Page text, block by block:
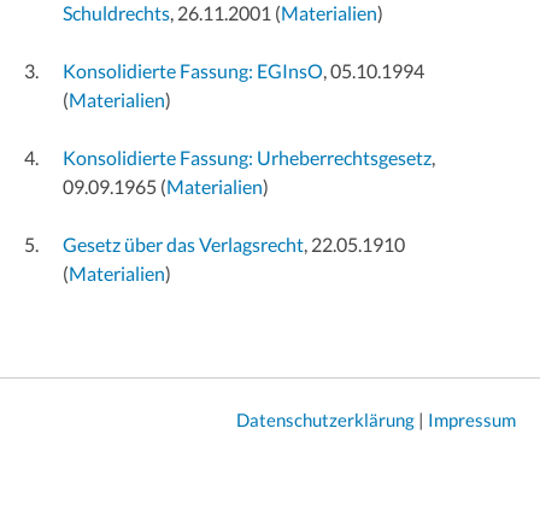
Schuldrechts, 26.11.2001 (Materialien)
Konsolidierte Fassung: EGInsO, 05.10.1994
(Materialien)
Konsolidierte Fassung: Urheberrechtsgesetz,
09.09.1965 (Materialien)
Gesetz über das Verlagsrecht, 22.05.1910
(Materialien)
Datenschutzerklärung | Impressum